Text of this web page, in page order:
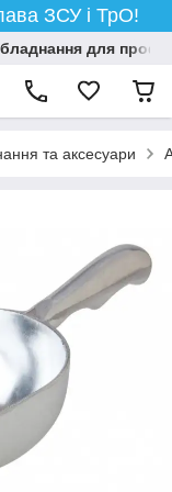
ЗСУ і ТрО!
для
та аксесуари